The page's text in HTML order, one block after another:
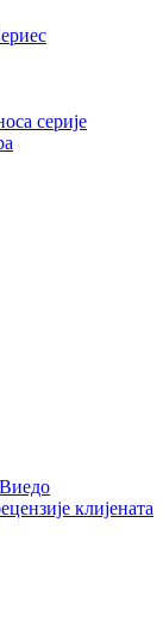
серије
клијената